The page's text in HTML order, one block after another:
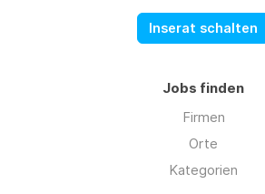
Inserat schalten
Jobs finden
Firmen
Orte
Kategorien